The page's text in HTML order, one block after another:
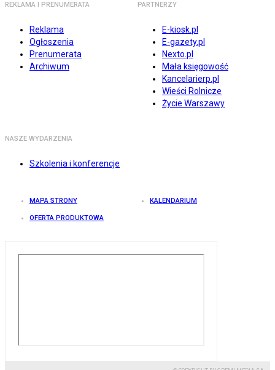
REKLAMA I PRENUMERATA
Reklama
Ogłoszenia
Prenumerata
Archiwum
PARTNERZY
E-kiosk.pl
E-gazety.pl
Nexto.pl
Mała księgowość
Kancelarierp.pl
Wieści Rolnicze
Życie Warszawy
NASZE WYDARZENIA
Szkolenia i konferencje
MAPA STRONY KALENDARIUM
OFERTA PRODUKTOWA